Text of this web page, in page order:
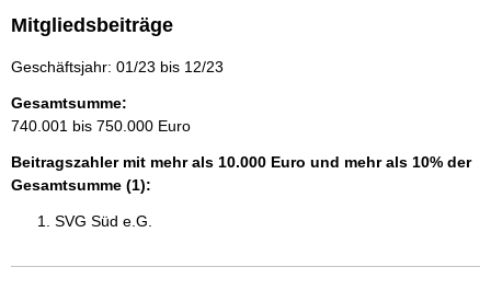
Mitgliedsbeiträge
Geschäftsjahr: 01/23 bis 12/23
Gesamtsumme:
740.001 bis 750.000 Euro
Beitragszahler mit mehr als 10.000 Euro und mehr als 10% der
Gesamtsumme (1):
SVG Süd e.G.